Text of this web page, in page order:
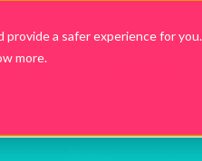
a safer experience for
more.